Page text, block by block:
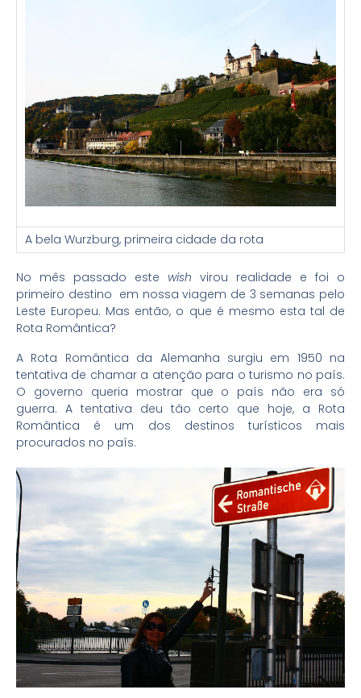
A bela Wurzburg, primeira cidade da rota
No mês passado este wish virou realidade e foi o
primeiro destino em nossa viagem de 3 semanas pelo
Leste Europeu. Mas então, o que é mesmo esta tal de
Rota Romântica?
A Rota Romântica da Alemanha surgiu em 1950 na
tentativa de chamar a atenção para o turismo no país.
O governo queria mostrar que o país não era só
guerra. A tentativa deu tão certo que hoje, a Rota
Romântica é um dos destinos turísticos mais
procurados no país.